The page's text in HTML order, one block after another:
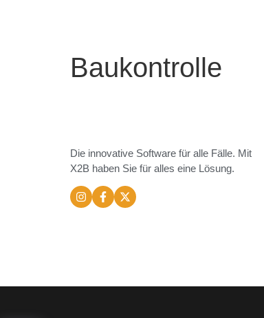
Baukontrolle
Die innovative Software für alle Fälle. Mit
X2B haben Sie für alles eine Lösung.